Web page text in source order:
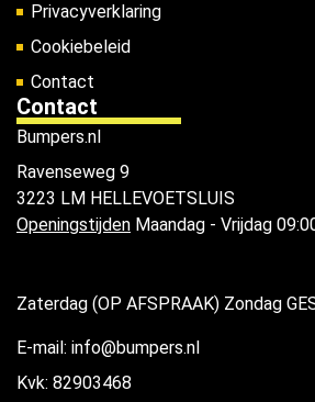
Privacyverklaring
Cookiebeleid
Contact
Contact
Bumpers.nl
Ravenseweg 9
3223 LM HELLEVOETSLUIS
Openingstijden Maandag - Vrijdag
Zaterdag (OP AFSPRAAK) Zondag
E-mail: info@bumpers.nl
Kvk: 82903468